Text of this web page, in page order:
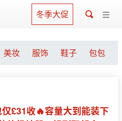
冬季大促
美妆 服饰 鞋子 包包
£31收🔥容量大到能装下